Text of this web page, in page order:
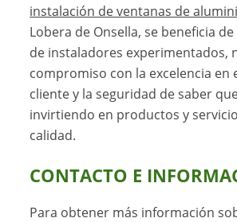
instalación de ventanas de
Lobera de Onsella, se beneficia
de instaladores experimentados,
compromiso con la excelencia en
cliente y la seguridad de saber
invirtiendo en productos y
calidad.
CONTACTO E
Para obtener más información